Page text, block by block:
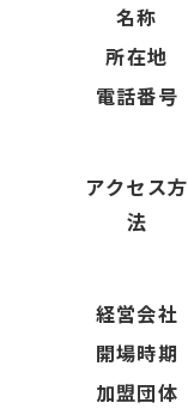
名称
所在地
電話番号
アクセス方
法
経営会社
開場時期
加盟団体